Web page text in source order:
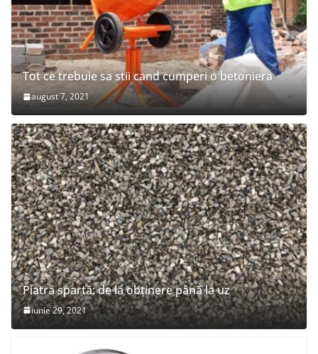
Tot ce trebuie sa stii cand cumperi o betoniera
august 7, 2021
Piatra spartă: de la obținere până la uz
iunie 29, 2021